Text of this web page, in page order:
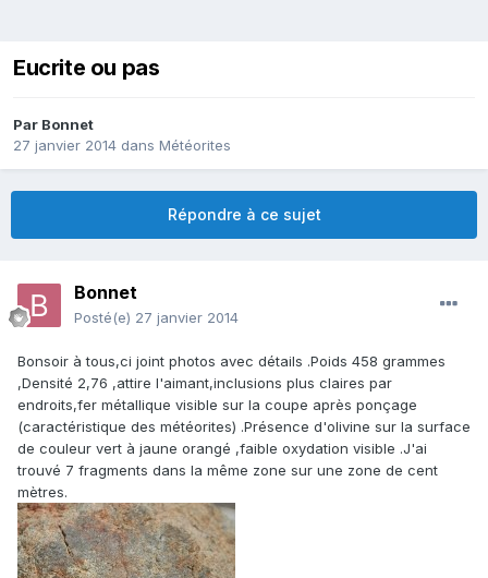
Eucrite ou pas
Par Bonnet
27 janvier 2014 dans Météorites
Répondre à ce sujet
Bonnet
Posté(e) 27 janvier 2014
Bonsoir à tous,ci joint photos avec détails .Poids 458 grammes
,Densité 2,76 ,attire l'aimant,inclusions plus claires par
endroits,fer métallique visible sur la coupe après ponçage
(caractéristique des météorites) .Présence d'olivine sur la surface
de couleur vert à jaune orangé ,faible oxydation visible .J'ai
trouvé 7 fragments dans la même zone sur une zone de cent
mètres.